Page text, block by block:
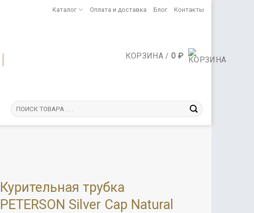
Каталог Оплата и доставка Блог Контакты
КОРЗИНА /0 ₽
Курительная трубка
PETERSON Silver Cap Natural